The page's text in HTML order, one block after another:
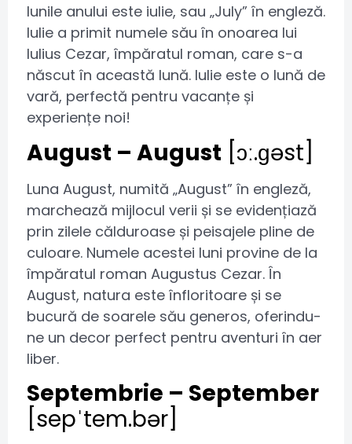
lunile anului este iulie, sau „July” în engleză.
Iulie a primit numele său în onoarea lui
Iulius Cezar, împăratul roman, care s-a
născut în această lună. Iulie este o lună de
vară, perfectă pentru vacanțe și
experiențe noi!
August – August [ɔː.ɡəst]
Luna August, numită „August” în engleză,
marchează mijlocul verii și se evidențiază
prin zilele călduroase și peisajele pline de
culoare. Numele acestei luni provine de la
împăratul roman Augustus Cezar. În
August, natura este înfloritoare și se
bucură de soarele său generos, oferindu-
ne un decor perfect pentru aventuri în aer
liber.
Septembrie – September
[sepˈtem.bər]